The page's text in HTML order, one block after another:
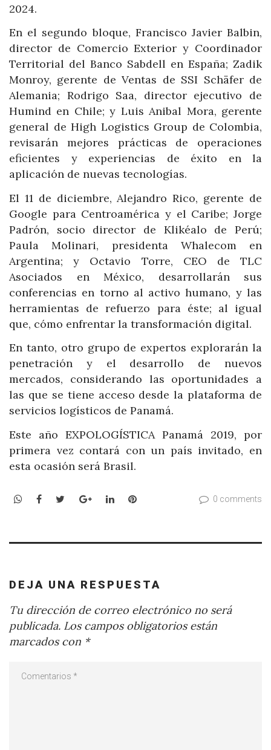
2024.
En el segundo bloque, Francisco Javier Balbin,
director de Comercio Exterior y Coordinador
Territorial del Banco Sabdell en España; Zadik
Monroy, gerente de Ventas de SSI Schäfer de
Alemania; Rodrigo Saa, director ejecutivo de
Humind en Chile; y Luis Anibal Mora, gerente
general de High Logistics Group de Colombia,
revisarán mejores prácticas de operaciones
eficientes y experiencias de éxito en la
aplicación de nuevas tecnologías.
El 11 de diciembre, Alejandro Rico, gerente de
Google para Centroamérica y el Caribe; Jorge
Padrón, socio director de Klikéalo de Perú;
Paula Molinari, presidenta Whalecom en
Argentina; y Octavio Torre, CEO de TLC
Asociados en México, desarrollarán sus
conferencias en torno al activo humano, y las
herramientas de refuerzo para éste; al igual
que, cómo enfrentar la transformación digital.
En tanto, otro grupo de expertos explorarán la
penetración y el desarrollo de nuevos
mercados, considerando las oportunidades a
las que se tiene acceso desde la plataforma de
servicios logísticos de Panamá.
Este año EXPOLOGÍSTICA Panamá 2019, por
primera vez contará con un país invitado, en
esta ocasión será Brasil.
WhatsApp
Facebook
TwitterGoogle+LinkedInPinterest 0 comments
DEJA UNA RESPUESTA
Tu dirección de correo electrónico no será
publicada. Los campos obligatorios están
marcados con *